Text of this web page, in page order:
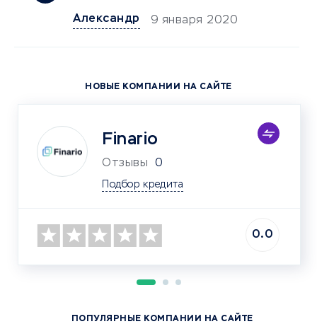
Александр
9 января 2020
НОВЫЕ КОМПАНИИ НА САЙТЕ
Finario
Отзывы 0
Подбор кредита
0.0
ПОПУЛЯРНЫЕ КОМПАНИИ НА САЙТЕ